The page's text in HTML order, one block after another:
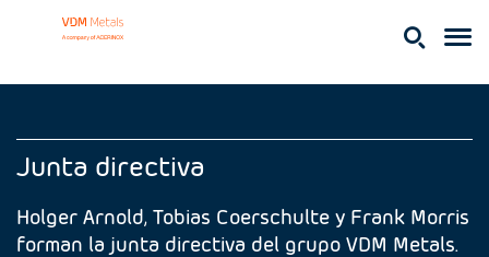
Junta directiva
Holger Arnold, Tobias Coerschulte y Frank Morris
forman la junta directiva del grupo VDM Metals.